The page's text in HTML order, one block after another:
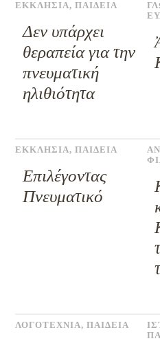
ΕΚΚΛΗΣΙΑ,ΠΑΙΔΕΙΑ
Δεν υπάρχει
θεραπεία για την
πνευματική
ηλιθιότητα
ΕΚΚΛΗΣΙΑ,ΠΑΙΔΕΙΑ
Επιλέγοντας
Πνευματικό
ΛΟΓΟΤΕΧΝΙΑ,ΠΑΙΔΕΙΑ